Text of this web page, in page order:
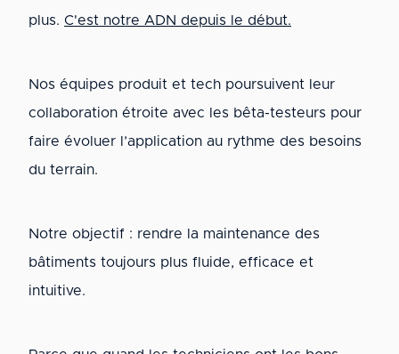
plus. C'est notre ADN depuis le début.
Nos équipes produit et tech poursuivent leur
collaboration étroite avec les bêta-testeurs pour
faire évoluer l’application au rythme des besoins
du terrain.
Notre objectif : rendre la maintenance des
bâtiments toujours plus fluide, efficace et
intuitive.